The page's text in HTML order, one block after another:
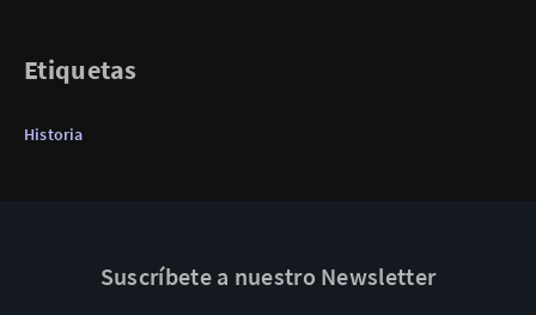
Etiquetas
Historia
Suscríbete a nuestro Newsletter